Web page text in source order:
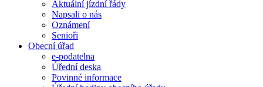
Aktuální jízdní řády
Napsali o nás
Oznámení
Senioři
Obecní úřad
e-podatelna
Úřední deska
Povinné informace